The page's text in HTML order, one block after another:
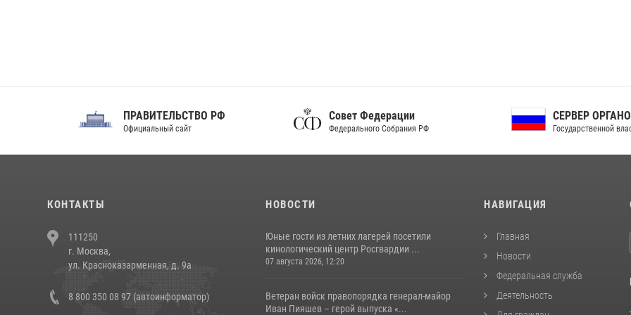
ПРАВИТЕЛЬСТВО РФ
Официальный сайт
Совет Федерации
Федерального Собрания РФ
СЕРВЕР ОРГАНОВ
Государственной власти РФ
КОНТАКТЫ
111250
г. Москва,
ул. Красноказарменная, д. 9а
8 800 350 08 97 (автоинформатор)
НОВОСТИ
Юные гости из летних лагерей посетили
кинологический центр Росгвардии ...
07 августа 2026, 12:20
Ветеран войск правопорядка генерал-майор
Иван Пияшев – герой выпуска «...
НАВИГАЦИЯ
Главная
Новости
Федеральная служба
Деятельность